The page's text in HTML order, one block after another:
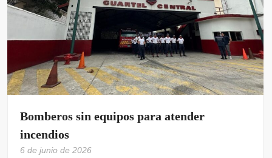
Bomberos sin equipos para atender
incendios
6 de junio de 2026